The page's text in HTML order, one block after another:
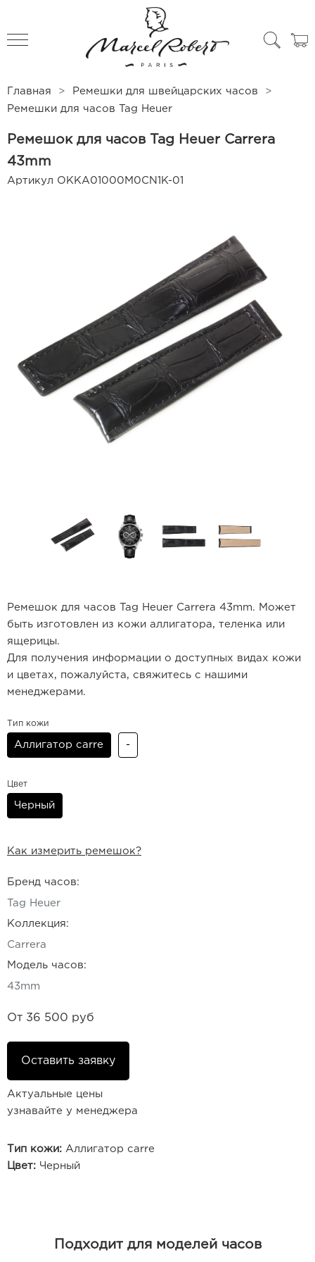
Главная
Ремешки для швейцарских часов
Ремешки для часов Tag Heuer
Ремешок для часов Tag Heuer Carrera
43mm
Артикул OKKA01000M0CN1K-01
Ремешок для часов Tag Heuer Carrera 43mm. Может
быть изготовлен из кожи аллигатора, теленка или
ящерицы.
Для получения информации о доступных видах кожи
и цветах, пожалуйста, свяжитесь с нашими
менеджерами.
Тип кожи
Аллигатор carre -
Цвет
Черный
Как измерить ремешок?
Бренд часов:
Tag Heuer
Коллекция:
Carrera
Модель часов:
43mm
От 36 500 руб
Оставить заявку
Актуальные цены
узнавайте у менеджера
Тип кожи: Аллигатор carre
Цвет: Черный
Подходит для моделей часов